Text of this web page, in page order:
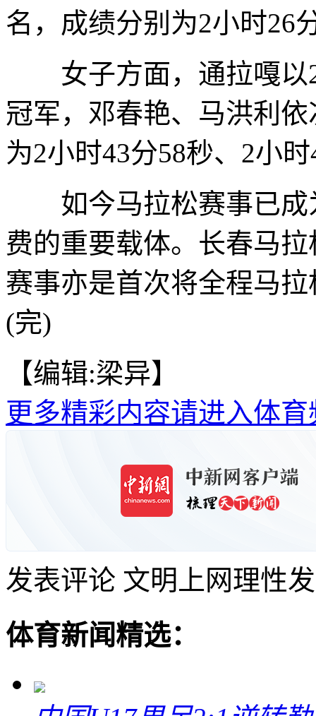
名，成绩分别为2小时26
女子方面，通拉嘎以2
冠军，邓春艳、马洪利
为2小时43分58秒、2小
如今马拉松赛事已成
费的重要载体。长春马
赛事亦是首次将全程马
(完)
【编辑:梁异】
更多精彩内容请进入体育
发表评论 文明上网理性
体育新闻精选：